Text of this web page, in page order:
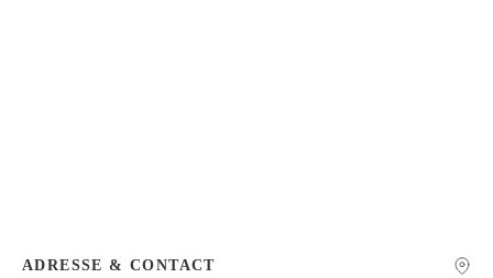
ADRESSE & CONTACT